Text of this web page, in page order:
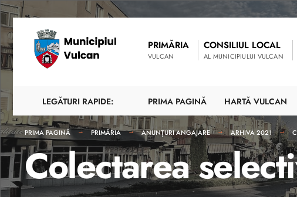
PRIMĂRIA
VULCAN
CONSILIUL LOCAL
AL MUNICIPIULUI VULCAN
LEGĂTURI RAPIDE: PRIMA PAGINĂ HARTĂ VULCAN
PRIMA PAGINĂ PRIMĂRIA ANUNȚURI ANGAJARE ARHIVA 2021
Colectarea